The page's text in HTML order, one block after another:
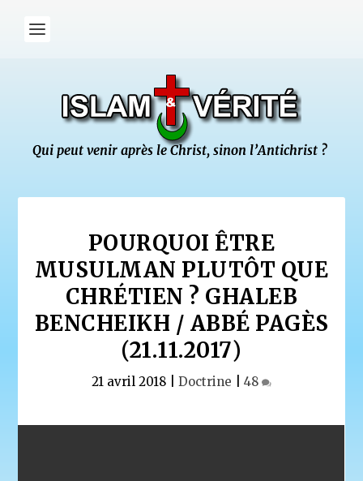
POURQUOI ÊTRE
MUSULMAN PLUTÔT QUE
CHRÉTIEN ? GHALEB
BENCHEIKH / ABBÉ PAGÈS
(21.11.2017)
21 avril 2018 Doctrine 48